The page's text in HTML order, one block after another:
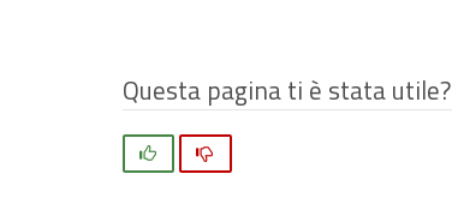
Questa pagina ti è stata utile?